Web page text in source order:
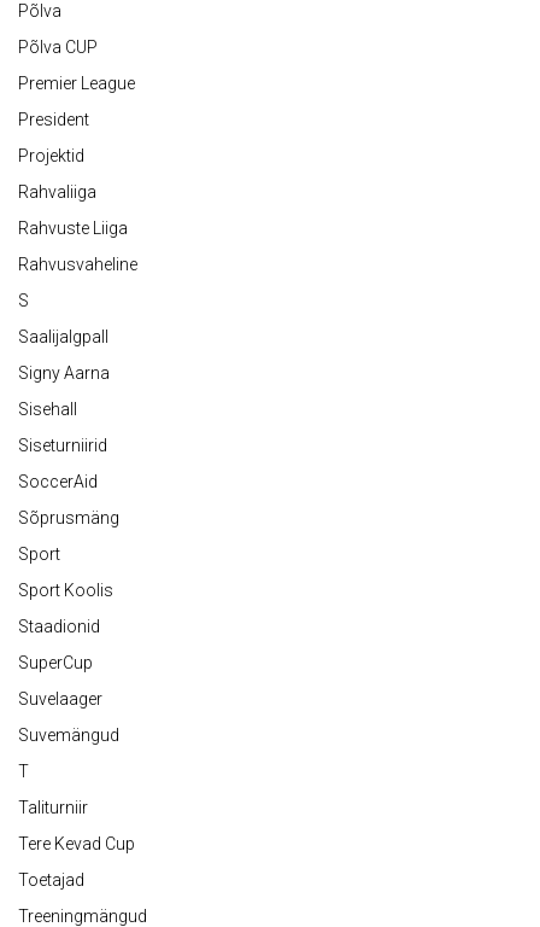
Põlva
Põlva CUP
Premier League
President
Projektid
Rahvaliiga
Rahvuste Liiga
Rahvusvaheline
S
Saalijalgpall
Signy Aarna
Sisehall
Siseturniirid
SoccerAid
Sõprusmäng
Sport
Sport Koolis
Staadionid
SuperCup
Suvelaager
Suvemängud
T
Taliturniir
Tere Kevad Cup
Toetajad
Treeningmängud